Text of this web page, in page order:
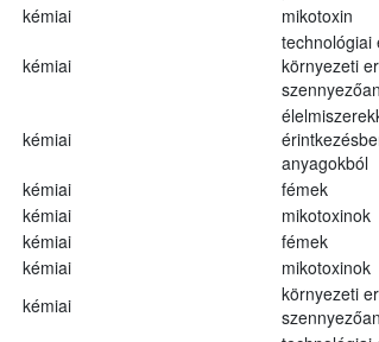
kémiai mikotoxin
kémiai
technológiai
környezeti
kémiai
anyagokból
kémiai
fémek
kémiai
mikotoxinok
kémiai
fémek
kémiai
mikotoxinok
kémiai
környezeti